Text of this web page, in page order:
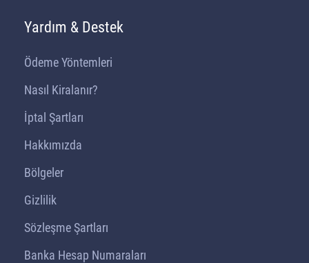
Yardım & Destek
Ödeme Yöntemleri
Nasıl Kiralanır?
İptal Şartları
Hakkımızda
Bölgeler
Gizlilik
Sözleşme Şartları
Banka Hesap Numaraları